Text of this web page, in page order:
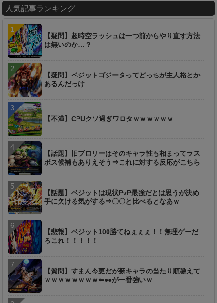
人気記事ランキング
【疑問】超時空ラッシュは一つ前からやり直す方法
は無いのか…？
【疑問】ベジットゴジータってどっちが主人格とか
あるんだっけ
【不満】CPUクソ過ぎワロタｗｗｗｗｗｗ
【話題】旧ブロリーはそのキャラ性も相まってラス
ボス候補もありえそう⇒これに対する反応がこちら
【話題】ベジットは現状PvP最強だとは思うが決め
手に欠ける気がする⇒〇〇と比べるとなあｗ
【悲報】ベジット100勝てねぇぇぇ！！無理ゲーだ
ろこれ！！！！！
【質問】すまん今更だが新キャラの当たり順教えて
ｗｗｗｗｗｗｗｗ⇐●●が一番強いｗ